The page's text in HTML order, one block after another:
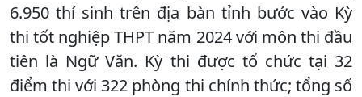
6.950 thí sinh trên địa bàn tỉnh bước vào Kỳ
thi tốt nghiệp THPT năm 2024 với môn thi đầu
tiên là Ngữ Văn. Kỳ thi được tổ chức tại 32
điểm thi với 322 phòng thi chính thức; tổng số